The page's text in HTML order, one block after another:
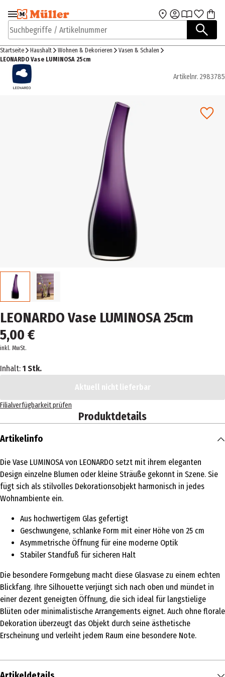
Zur Navigation
springen
Zum Hauptinhalt
Suchbegriffe / Artikelnummer
Startseite Haushalt Wohnen & Dekorieren
Vasen & Schalen
LEONARDO Vase LUMINOSA 25cm
Artikelnr. 2983785
LEONARDO Vase LUMINOSA 25cm
5,00 €
inkl. MwSt.
Inhalt: 1 Stk.
Aktuell nicht lieferbar
Filialverfügbarkeit prüfen
Produktdetails
Artikelinfo
Die Vase LUMINOSA von LEONARDO setzt mit ihrem eleganten
Design einzelne Blumen oder kleine Sträuße gekonnt in Szene. Sie
fügt sich als stilvolles Dekorationsobjekt harmonisch in jedes
Wohnambiente ein.
Aus hochwertigem Glas gefertigt
Geschwungene, schlanke Form mit einer Höhe von 25 cm
Asymmetrische Öffnung für eine moderne Optik
Stabiler Standfuß für sicheren Halt
Die besondere Formgebung macht diese Glasvase zu einem echten
Blickfang. Ihre Silhouette verjüngt sich nach oben und mündet in
einer dezent geneigten Öffnung, die sich ideal für langstielige
Blüten oder minimalistische Arrangements eignet. Auch ohne florale
Dekoration überzeugt das Objekt durch seine ästhetische
Erscheinung und verleiht jedem Raum eine besondere Note.